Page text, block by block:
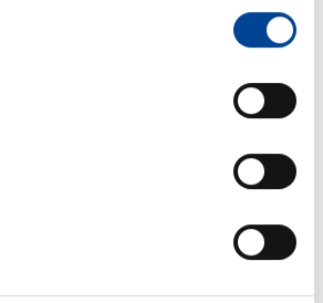
Wandmontageadapter